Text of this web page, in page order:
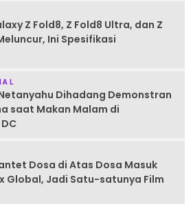
Z Fold8, Z Fold8 Ultra, dan Z
Ini Spesifikasi
Dihadang Demonstran
saat Makan Malam di
Dosa di Atas Dosa Masuk
Global, Jadi Satu-satunya Film